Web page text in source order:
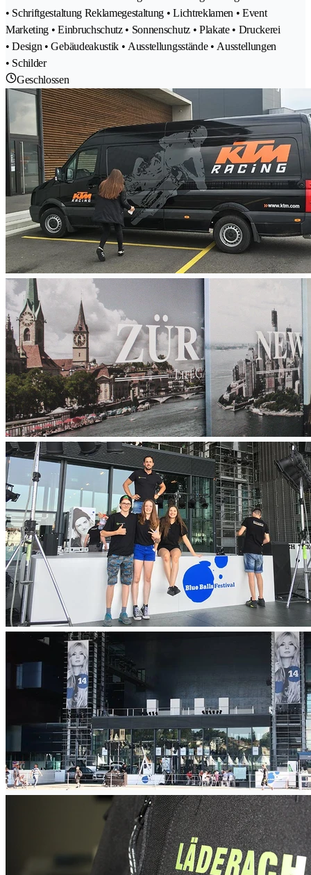
• Schriftgestaltung Reklamegestaltung • Lichtreklamen • Event
Marketing • Einbruchschutz • Sonnenschutz • Plakate • Druckerei
• Design • Gebäudeakustik • Ausstellungsstände • Ausstellungen
• Schilder
Geschlossen